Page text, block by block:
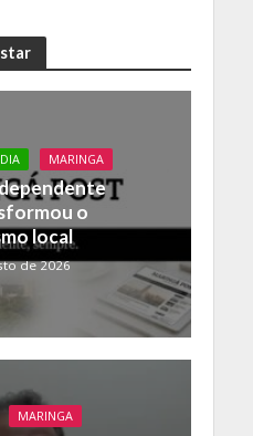
MARINGA
o
local
de 2026
MARINGA